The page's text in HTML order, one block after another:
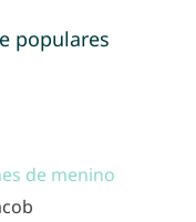
populares
de menino